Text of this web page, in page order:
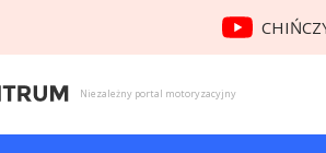
Niezależny portal motoryzacyjny